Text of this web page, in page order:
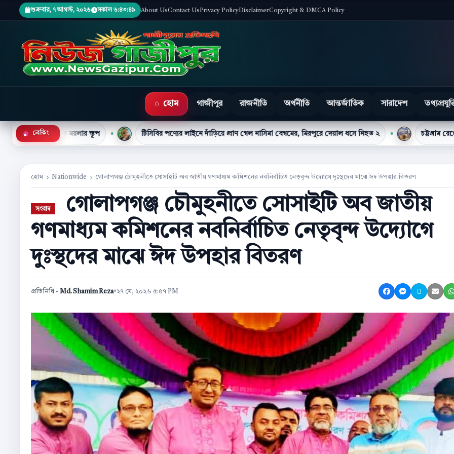
শুক্রবার, ৭ আগস্ট, ২০২৬ সকাল ৬:৪৩:৫০ About UsContact UsPrivacy PolicyDisclaimerCopyright & DMCA Policy
হোম গাজীপুর রাজনীতি অর্থনীতি আন্তর্জাতিক সারাদেশ
● ব্রেকিং
ময়লার স্তূপ টিসিবির পণ্যের লাইনে দাঁড়িয়ে প্রাণ গেল নাসিমা বেগমের, মিরপুরে দেয়াল ধসে নিহত ২ চট্টগ্রাম রেঞ্জে সর্বোচ্চ মাদক
হোম Nationwide গোলাপগঞ্জ চৌমুহনীতে সোসাইটি অব জাতীয় গণমাধ্যম কমিশনের নবনির্বাচিত নেতৃবৃন্দ উদ্যোগে দুঃস্থদের মাঝে ঈদ উপহার বিতরণ
গোলাপগঞ্জ চৌমুহনীতে সোসাইটি অব জাতীয়
গণমাধ্যম কমিশনের নবনির্বাচিত নেতৃবৃন্দ উদ্যোগে
দুঃস্থদের মাঝে ঈদ উপহার বিতরণ
প্রতিনিধি - Md. Shamim Reza•২৭ মে, ২০২৬ ৫:৫৭ PM Share on Facebook
Share onShare on X